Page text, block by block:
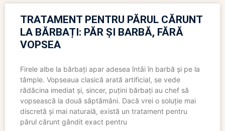
TRATAMENT PENTRU PĂRUL CĂRUNT
LA BĂRBAȚI: PĂR ȘI BARBĂ, FĂRĂ
VOPSEA
Firele albe la bărbați apar adesea întâi în barbă și pe la
tâmple. Vopseaua clasică arată artificial, se vede
rădăcina imediat și, sincer, puțini bărbați au chef să
vopsească la două săptămâni. Dacă vrei o soluție mai
discretă și mai naturală, există un tratament pentru
părul cărunt gândit exact pentru